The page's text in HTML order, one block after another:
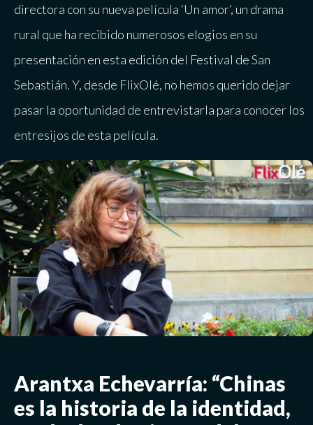
directora con su nueva película ‘Un amor’, un drama
rural que ha recibido numerosos elogios en su
presentación en esta edición del Festival de San
Sebastián. Y, desde FlixOlé, no hemos querido dejar
pasar la oportunidad de entrevistarla para conocer los
entresijos de esta película.
Arantxa Echevarría: “Chinas
es la historia de la identidad,